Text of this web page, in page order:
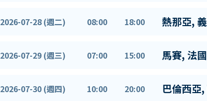
2026-07-28 (週二) 08:00 18:00 熱那亞,
2026-07-29 (週三) 07:00 15:00 馬賽, 法國
2026-07-30 (週四) 10:00 20:00 巴倫西亞